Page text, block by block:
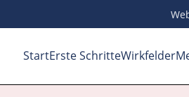
StartErste SchritteWirkfelder